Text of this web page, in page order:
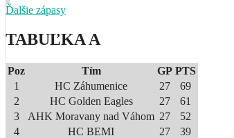
Ďalšie zápasy
TABUĽKA A
Poz Tím GP PTS
1
HC Záhumenice 27
69
2
HC Golden Eagles 27
61
3
AHK Moravany nad Váhom 27
52
4
HC BEMI 27
39